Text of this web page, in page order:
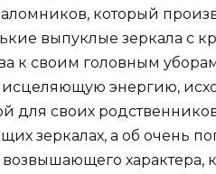
который
выпуклые зеркала с
к своим головным
исцеляющую энергию,
для своих
зеркалах, а об очень
характера,